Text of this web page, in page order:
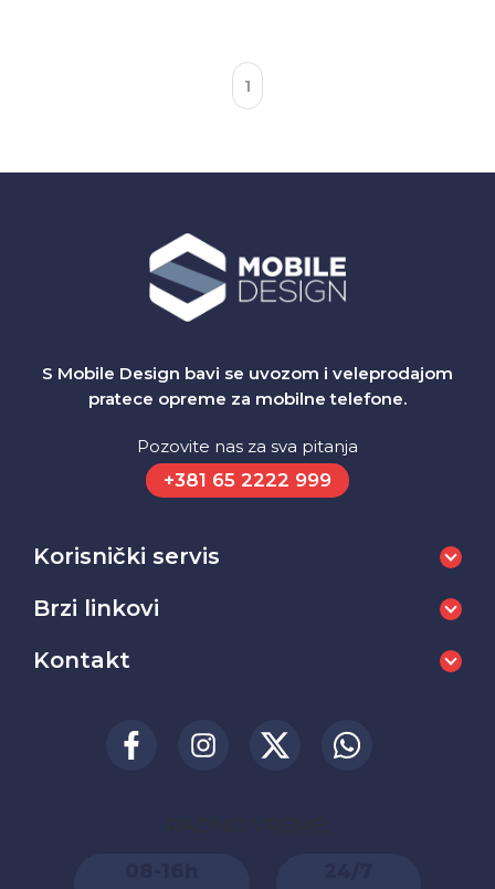
1
S Mobile Design bavi se uvozom i veleprodajom
pratece opreme za mobilne telefone.
Pozovite nas za sva pitanja
+381 65 2222 999
Korisnički servis
Brzi linkovi
Kontakt
RADNO VREME: